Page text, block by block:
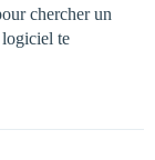
chercher un
te